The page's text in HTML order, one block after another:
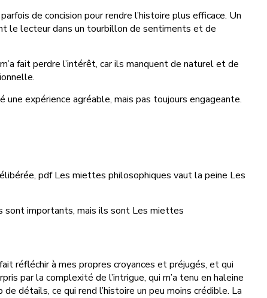
de concision pour rendre l’histoire plus efficace. Un
le lecteur dans un tourbillon de sentiments et de
fait perdre l’intérêt, car ils manquent de naturel et de
expérience agréable, mais pas toujours engageante.
pdf Les miettes philosophiques vaut la peine Les
sont importants, mais ils sont Les miettes
réfléchir à mes propres croyances et préjugés, et qui
par la complexité de l’intrigue, qui m’a tenu en haleine
détails, ce qui rend l’histoire un peu moins crédible. La